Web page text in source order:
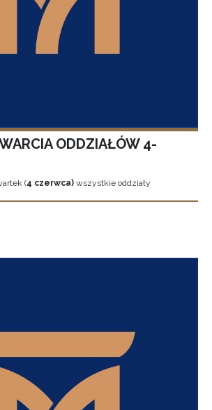
ODDZIAŁÓW 4-
(4 czerwca) wszystkie oddziały